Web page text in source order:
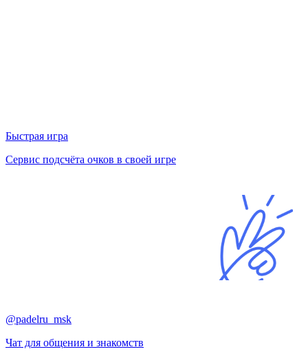
Быстрая игра
Сервис подсчёта очков в своей игре
@padelru_msk
Чат для общения и знакомств